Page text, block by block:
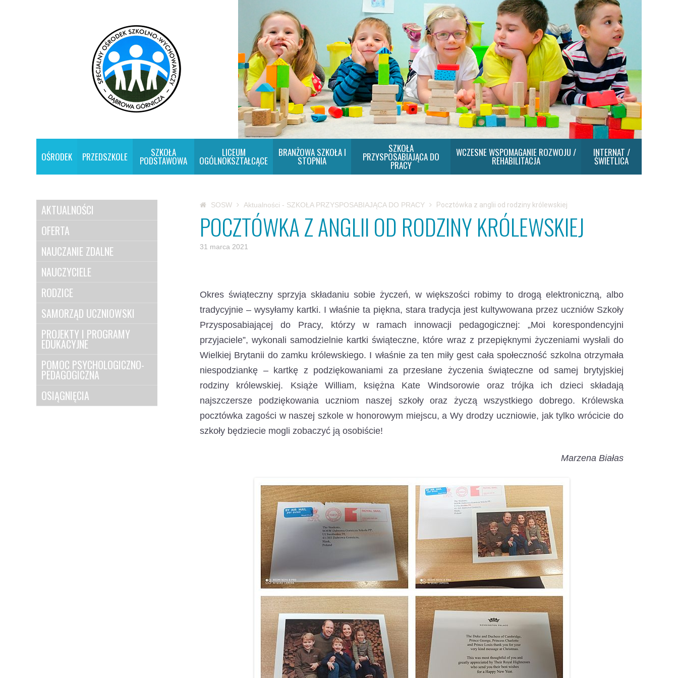
OŚRODEK PRZEDSZKOLE SZKOŁA
PODSTAWOWA
LICEUM
OGÓLNOKSZTAŁCĄCE
BRANŻOWA SZKOŁA I
STOPNIA
SZKOŁA
PRZYSPOSABIAJĄCA DO
PRACY
WCZESNE WSPOMAGANIE ROZWOJU /
REHABILITACJA
INTERNAT /
ŚWIETLICA
AKTUALNOŚCI
OFERTA
NAUCZANIE ZDALNE
NAUCZYCIELE
RODZICE
SAMORZĄD UCZNIOWSKI
PROJEKTY I PROGRAMY
EDUKACYJNE
POMOC PSYCHOLOGICZNO-
PEDAGOGICZNA
OSIĄGNIĘCIA
SOSW Aktualności - SZKOŁA PRZYSPOSABIAJĄCA DO PRACY Pocztówka z anglii od rodziny królewskiej
POCZTÓWKA Z ANGLII OD RODZINY KRÓLEWSKIEJ
31 marca 2021
Okres świąteczny sprzyja składaniu sobie życzeń, w większości robimy to drogą elektroniczną, albo
tradycyjnie – wysyłamy kartki. I właśnie ta piękna, stara tradycja jest kultywowana przez uczniów Szkoły
Przysposabiającej do Pracy, którzy w ramach innowacji pedagogicznej: „Moi korespondencyjni
przyjaciele”, wykonali samodzielnie kartki świąteczne, które wraz z przepięknymi życzeniami wysłali do
Wielkiej Brytanii do zamku królewskiego. I właśnie za ten miły gest cała społeczność szkolna otrzymała
niespodziankę – kartkę z podziękowaniami za przesłane życzenia świąteczne od samej brytyjskiej
rodziny królewskiej. Książe William, księżna Kate Windsorowie oraz trójka ich dzieci składają
najszczersze podziękowania uczniom naszej szkoły oraz życzą wszystkiego dobrego. Królewska
pocztówka zagości w naszej szkole w honorowym miejscu, a Wy drodzy uczniowie, jak tylko wrócicie do
szkoły będziecie mogli zobaczyć ją osobiście!
Marzena Białas